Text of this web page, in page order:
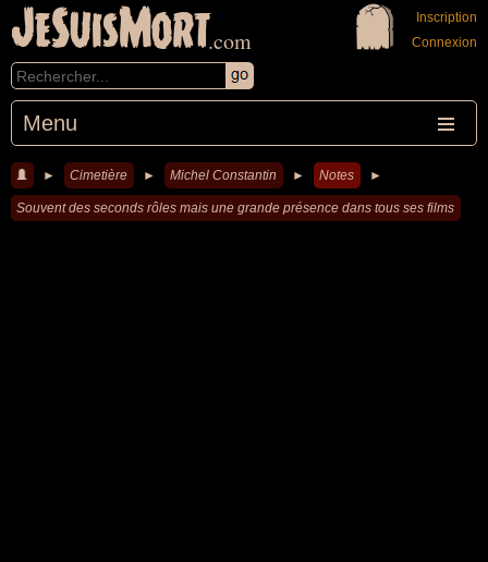
JeSuisMort.com
Menu
Inscription
Connexion
► Cimetière ► Michel Constantin ► Notes ►
Souvent des seconds rôles mais une grande présence dans tous ses films